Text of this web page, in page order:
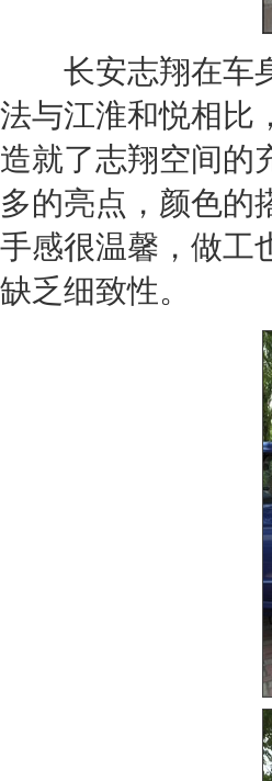
长安志翔在车
法与江淮和悦相比
造就了志翔空间的
多的亮点，颜色的
手感很温馨，做工
缺乏细致性。